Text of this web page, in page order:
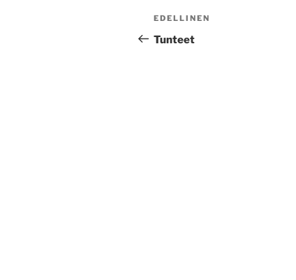
Artikkelien
selaus
Edellinen
artikkeli
EDELLINEN
Tunteet